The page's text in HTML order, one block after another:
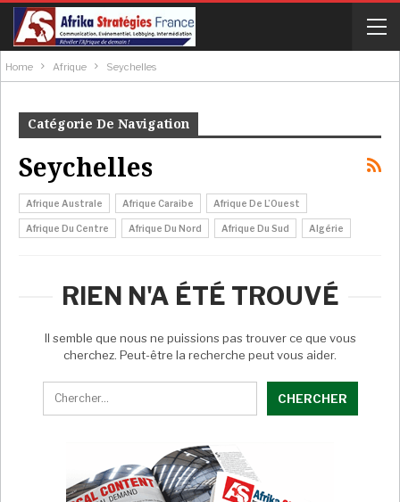
Home Afrique Seychelles
Catégorie De Navigation
Seychelles
Afrique Australe Afrique Caraibe Afrique De L’Ouest
Afrique Du Centre Afrique Du Nord Afrique Du Sud Algérie
RIEN N'A ÉTÉ TROUVÉ
Il semble que nous ne puissions pas trouver ce que vous
cherchez. Peut-être la recherche peut vous aider.